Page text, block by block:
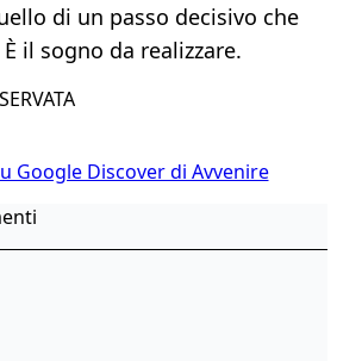
di un passo decisivo che
il sogno da realizzare.
Google Discover di Avvenire